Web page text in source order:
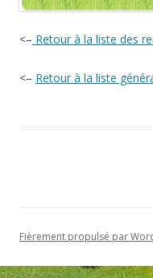
<– Retour à la liste des
<– Retour à la liste
Fièrement propulsé par